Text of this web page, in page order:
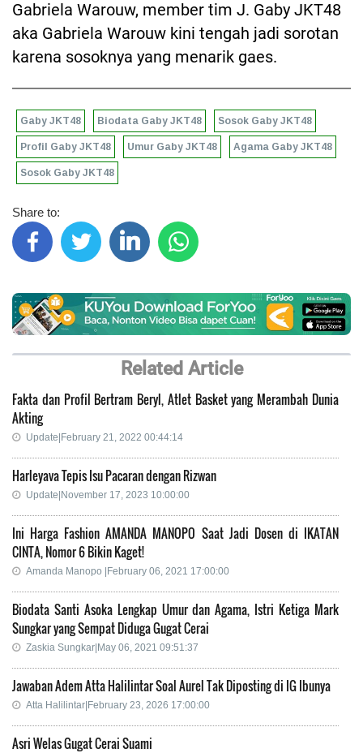
Gabriela Warouw, member tim J. Gaby JKT48
aka Gabriela Warouw kini tengah jadi sorotan
karena sosoknya yang menarik gaes.
Gaby JKT48 Biodata Gaby JKT48 Sosok Gaby JKT48
Profil Gaby JKT48 Umur Gaby JKT48 Agama Gaby JKT48
Sosok Gaby JKT48
Share to:
Related Article
Fakta dan Profil Bertram Beryl, Atlet Basket yang Merambah Dunia
Akting
Update|February 21, 2022 00:44:14
Harleyava Tepis Isu Pacaran dengan Rizwan
Update|November 17, 2023 10:00:00
Ini Harga Fashion AMANDA MANOPO Saat Jadi Dosen di IKATAN
CINTA, Nomor 6 Bikin Kaget!
Amanda Manopo |February 06, 2021 17:00:00
Biodata Santi Asoka Lengkap Umur dan Agama, Istri Ketiga Mark
Sungkar yang Sempat Diduga Gugat Cerai
Zaskia Sungkar|May 06, 2021 09:51:37
Jawaban Adem Atta Halilintar Soal Aurel Tak Diposting di IG Ibunya
Atta Halilintar|February 23, 2026 17:00:00
Asri Welas Gugat Cerai Suami